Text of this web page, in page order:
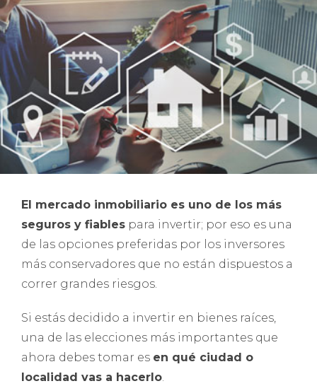
El mercado inmobiliario es uno de los más
seguros y fiables para invertir; por eso es una
de las opciones preferidas por los inversores
más conservadores que no están dispuestos a
correr grandes riesgos.
Si estás decidido a invertir en bienes raíces,
una de las elecciones más importantes que
ahora debes tomar es en qué ciudad o
localidad vas a hacerlo.